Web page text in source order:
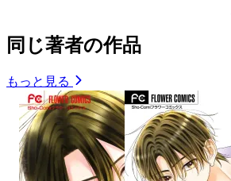
同じ著者の作品
もっと見る